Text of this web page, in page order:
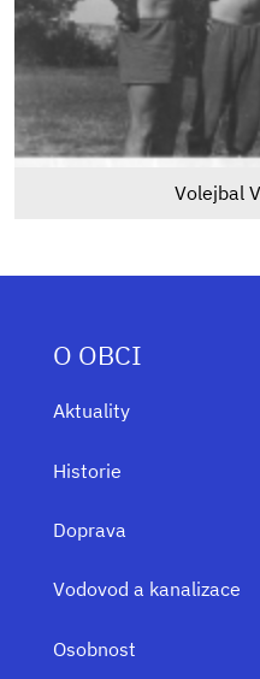
Volejbal
O OBCI
Aktuality
Historie
Doprava
Vodovod a kanalizace
Osobnost